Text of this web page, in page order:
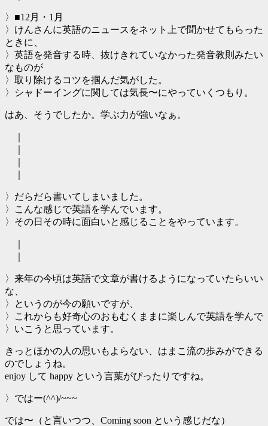
〉■12月・1月
〉けんさんに英語のニュースをネット上で聞かせてもらった
ときに、
〉英語を発音する時、抜けきれていなかった発音教則みたい
なものが
〉取り除けるコツを掴んだ気がした。
〉シャドーイングに関しては気長〜にやっていくつもり。
はあ、そうでしたか。学ぶ力が強いなぁ。
〉だらだら書いてしまいました。
〉こんな感じで英語を学んでいます。
〉その日その時に面白いと感じることをやっています。
〉来年の今頃は英語で文章が書けるようになっていたらいい
な、
〉というのが今の願いですが、
〉これからも好奇心のおもむくままに楽しんで英語を学んで
〉いこうと思っています。
きっとほかの人の思いもよらない、はまこ流の歩みができる
のでしょうね。
enjoy して happy という言葉がぴったりですね。
〉ではー(^^)/~~~
では〜（と言いつつ、Coming soon という感じだな）